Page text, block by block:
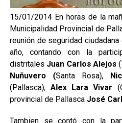
15/01/2014 En horas de la
Municipalidad Provincial de
reunión de seguridad
año, contando con la
distritales Juan Carlos Alejos
Nuñuvero (Santa Rosa),
(Pallasca),Alex Lara Vivar
provincial de Pallasca José
Tambien se contó con la